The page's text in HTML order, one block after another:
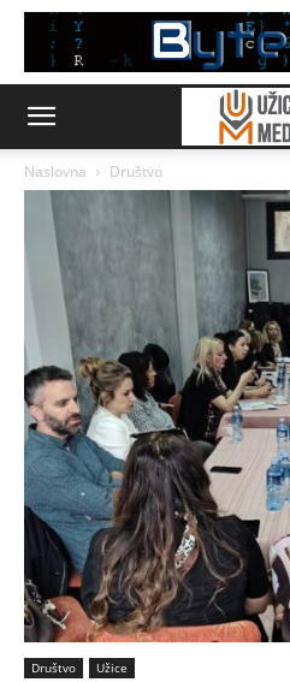
Naslovna Društvo
Društvo Užice